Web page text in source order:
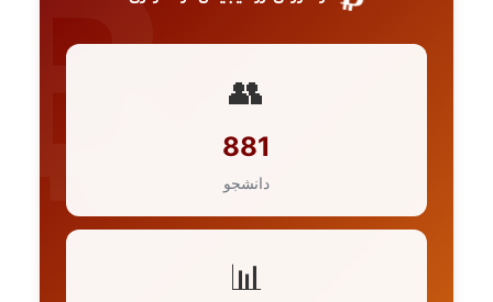
👥
881
دانشجو
📊